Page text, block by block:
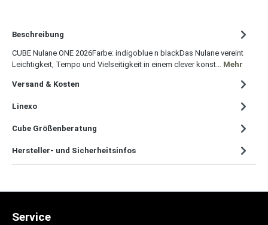
Beschreibung
CUBE Nulane ONE 2026Farbe: indigoblue n blackDas Nulane vereint
Leichtigkeit, Tempo und Vielseitigkeit in einem clever konst… Mehr
Versand & Kosten
Linexo
Cube Größenberatung
Hersteller- und Sicherheitsinfos
Service